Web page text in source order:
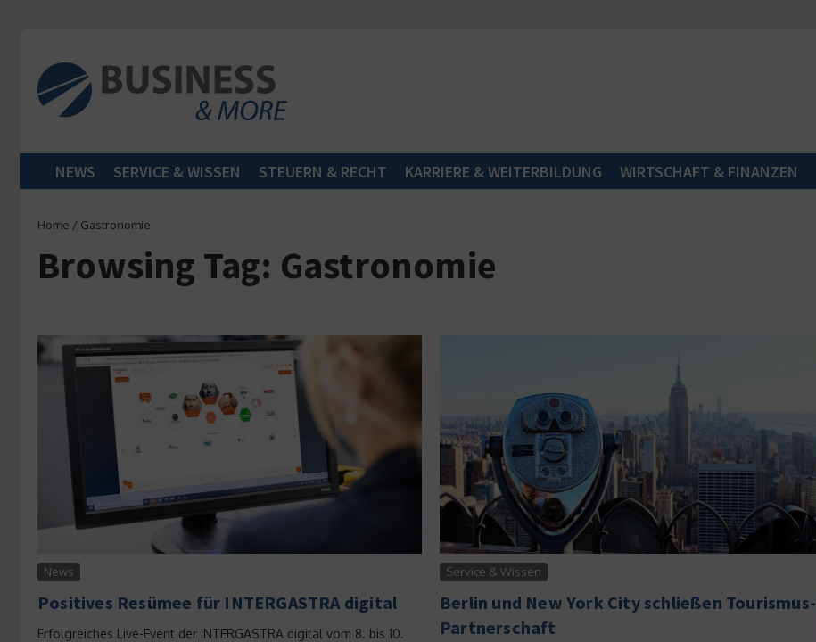
NEWS SERVICE & WISSEN STEUERN & RECHT KARRIERE & WEITERBILDUNG WIRTSCHAFT & FINANZEN
Home / Gastronomie
Browsing Tag: Gastronomie
News
Positives Resümee für INTERGASTRA digital
Erfolgreiches Live-Event der INTERGASTRA digital vom 8. bis 10.
Service & Wissen
Berlin und New York City schließen Tourismus-
Partnerschaft